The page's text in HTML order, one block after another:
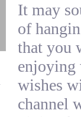
It may
of
that you
enjoying
wishes
channel